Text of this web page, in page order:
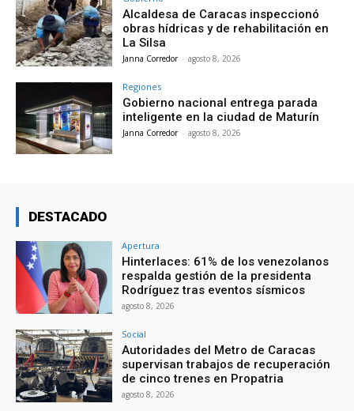
Alcaldesa de Caracas inspeccionó
obras hídricas y de rehabilitación en
La Silsa
Janna Corredor - agosto 8, 2026
Regiones
Gobierno nacional entrega parada
inteligente en la ciudad de Maturín
Janna Corredor - agosto 8, 2026
DESTACADO
Apertura
Hinterlaces: 61% de los venezolanos
respalda gestión de la presidenta
Rodríguez tras eventos sísmicos
agosto 8, 2026
Social
Autoridades del Metro de Caracas
supervisan trabajos de recuperación
de cinco trenes en Propatria
agosto 8, 2026